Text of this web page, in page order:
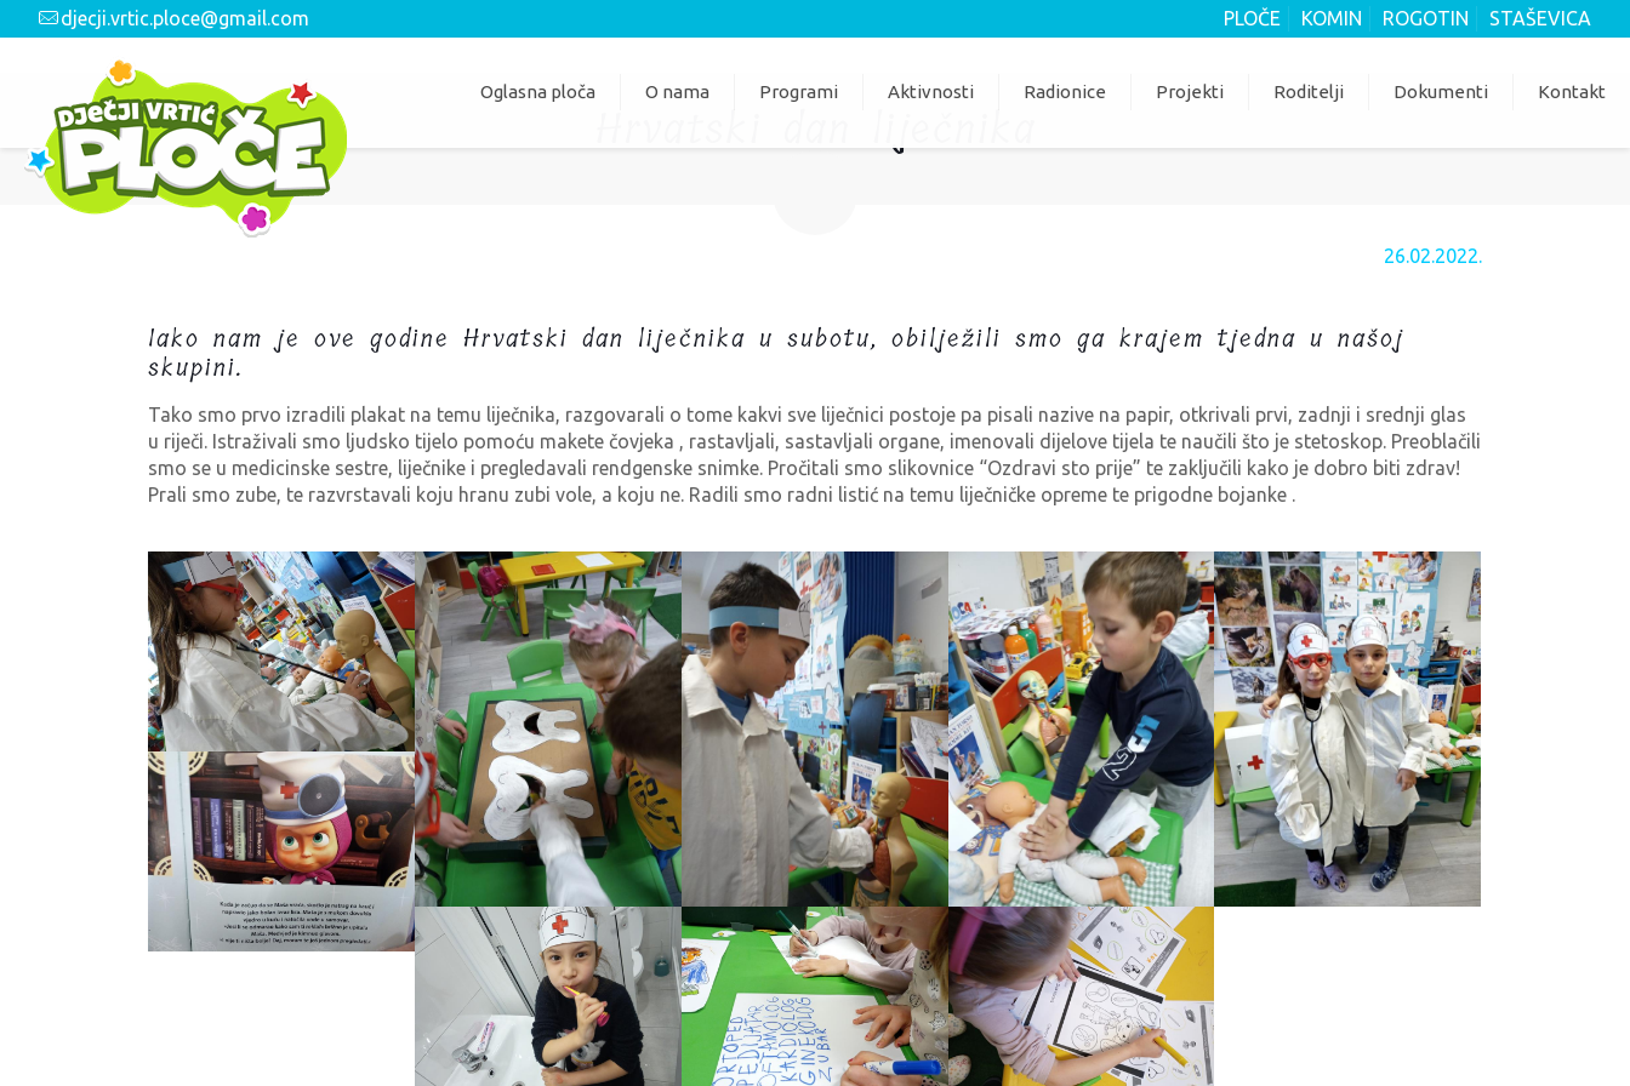
djecji.vrtic.ploce@gmail.com PLOČE KOMIN ROGOTIN STAŠEVICA
Oglasna ploča O nama Programi Aktivnosti Radionice Projekti Roditelji Dokumenti Kontakt
Hrvatski dan liječnika
26.02.2022.
Iako nam je ove godine Hrvatski dan liječnika u subotu, obilježili smo ga krajem tjedna u našoj
skupini.
Tako smo prvo izradili plakat na temu liječnika, razgovarali o tome kakvi sve liječnici postoje pa pisali nazive na papir, otkrivali prvi, zadnji i srednji glas
u riječi. Istraživali smo ljudsko tijelo pomoću makete čovjeka , rastavljali, sastavljali organe, imenovali dijelove tijela te naučili što je stetoskop. Preoblačili
smo se u medicinske sestre, liječnike i pregledavali rendgenske snimke. Pročitali smo slikovnice “Ozdravi sto prije” te zaključili kako je dobro biti zdrav!
Prali smo zube, te razvrstavali koju hranu zubi vole, a koju ne. Radili smo radni listić na temu liječničke opreme te prigodne bojanke .